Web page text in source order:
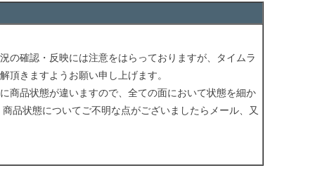
の確認・反映には注意をはらっておりますが、タイムラ
頂きますようお願い申し上げます。
商品状態が違いますので、全ての面において状態を細か
品状態についてご不明な点がございましたらメール、又